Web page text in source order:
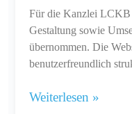
Für die Kanzlei LCKB
Gestaltung sowie
übernommen. Die
benutzerfreundlich
Weiterlesen »